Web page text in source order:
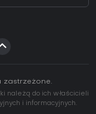
zastrzeżone.
należą do ich właścicieli
i informacyjnych.